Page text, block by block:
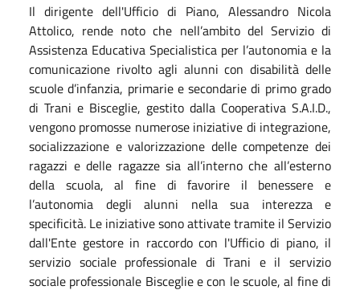
Il dirigente dell'Ufficio di Piano, Alessandro Nicola
Attolico, rende noto che nell’ambito del Servizio di
Assistenza Educativa Specialistica per l’autonomia e la
comunicazione rivolto agli alunni con disabilità delle
scuole d’infanzia, primarie e secondarie di primo grado
di Trani e Bisceglie, gestito dalla Cooperativa S.A.I.D.,
vengono promosse numerose iniziative di integrazione,
socializzazione e valorizzazione delle competenze dei
ragazzi e delle ragazze sia all’interno che all’esterno
della scuola, al fine di favorire il benessere e
l’autonomia degli alunni nella sua interezza e
specificità. Le iniziative sono attivate tramite il Servizio
dall'Ente gestore in raccordo con l'Ufficio di piano, il
servizio sociale professionale di Trani e il servizio
sociale professionale Bisceglie e con le scuole, al fine di